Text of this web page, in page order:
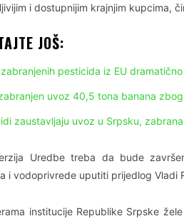
i dostupnijim krajnjim kupcima,
JOŠ:
pesticida iz EU
uvoz 40,5 tona banana
zaustavljaju uvoz u Srpsku,
Uredbe treba da bude
i vodoprivrede uputiti prijedlog Vladi
institucije Republike Srpske